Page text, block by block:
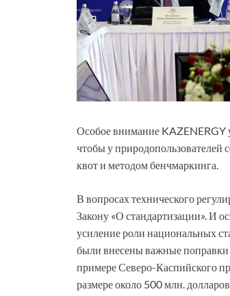
Особое внимание KAZENERGY
чтобы у природопользователей
квот и методом бенчмаркинга.
В вопросах технического
Закону «О стандартизации». И
усиление роли национальных
были внесены важные поправки
примере Северо-Каспийского
размере около 500 млн.